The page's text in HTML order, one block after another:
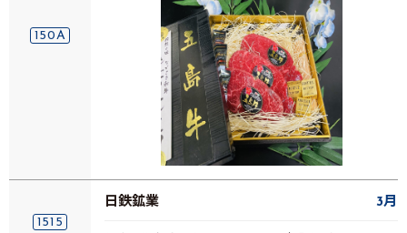
150A
1515
日鉄鉱業 3月